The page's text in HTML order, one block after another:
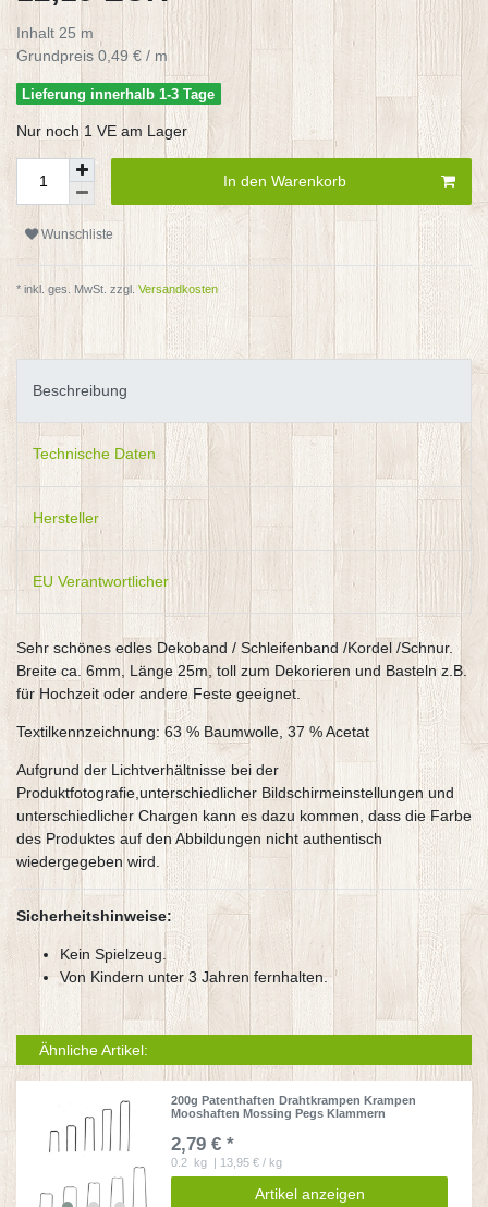
Inhalt 25 m
Grundpreis 0,49 € / m
Lieferung innerhalb 1-3 Tage
Nur noch 1 VE am Lager
In den Warenkorb
Wunschliste
* inkl. ges. MwSt. zzgl. Versandkosten
Beschreibung
Technische Daten
Hersteller
EU Verantwortlicher
Sehr schönes edles Dekoband / Schleifenband /Kordel /Schnur.
Breite ca. 6mm, Länge 25m, toll zum Dekorieren und Basteln z.B.
für Hochzeit oder andere Feste geeignet.
Textilkennzeichnung: 63 % Baumwolle, 37 % Acetat
Aufgrund der Lichtverhältnisse bei der
Produktfotografie,unterschiedlicher Bildschirmeinstellungen und
unterschiedlicher Chargen kann es dazu kommen, dass die Farbe
des Produktes auf den Abbildungen nicht authentisch
wiedergegeben wird.
Sicherheitshinweise:
Kein Spielzeug.
Von Kindern unter 3 Jahren fernhalten.
Ähnliche Artikel:
200g Patenthaften Drahtkrampen Krampen
Mooshaften Mossing Pegs Klammern
2,79 € *
0.2 kg | 13,95 € / kg
Artikel anzeigen